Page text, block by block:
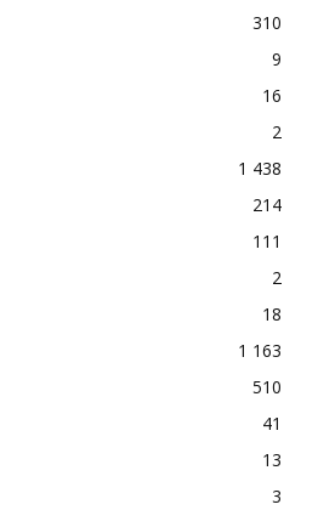
310
9
16
2
1 438
214
111
2
18
1 163
510
41
13
3